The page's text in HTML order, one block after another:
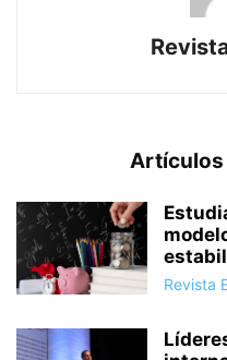
Artículos
Revista